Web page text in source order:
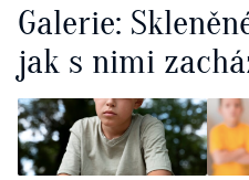
Galerie:
jak s nimi